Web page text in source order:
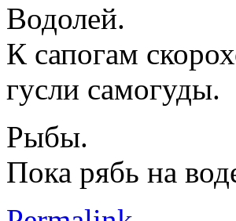
Водолей.
К сапогам
гусли самогуды.
Рыбы.
Пока рябь на